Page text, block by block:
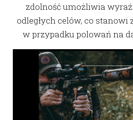
zdolność umożliwia
odległych celów, co stanowi
w przypadku polowań na